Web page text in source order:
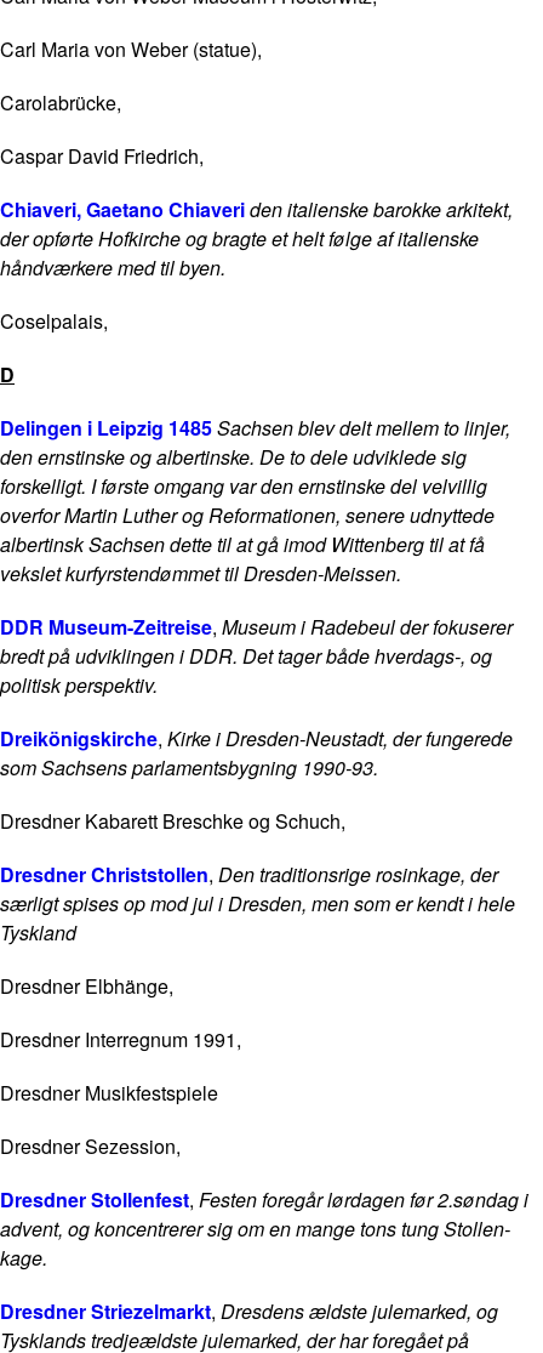
Carl Maria von Weber (statue),
Carolabrücke,
Caspar David Friedrich,
Chiaveri, Gaetano Chiaveriden italienske barokke arkitekt,
der opførte Hofkirche og bragte et helt følge af italienske
håndværkere med til byen.
Coselpalais,
D
Delingen i Leipzig 1485Sachsen blev delt mellem to linjer,
den ernstinske og albertinske. De to dele udviklede sig
forskelligt. I første omgang var den ernstinske del velvillig
overfor Martin Luther og Reformationen, senere udnyttede
albertinsk Sachsen dette til at gå imod Wittenberg til at få
vekslet kurfyrstendømmet til Dresden-Meissen.
DDR Museum-Zeitreise, Museum i Radebeul der fokuserer
bredt på udviklingen i DDR. Det tager både hverdags-, og
politisk perspektiv.
Dreikönigskirche, Kirke i Dresden-Neustadt, der fungerede
som Sachsens parlamentsbygning 1990-93.
Dresdner Kabarett Breschke og Schuch,
Dresdner Christstollen, Den traditionsrige rosinkage, der
særligt spises op mod jul i Dresden, men som er kendt i hele
Tyskland
Dresdner Elbhänge,
Dresdner Interregnum 1991,
Dresdner Musikfestspiele
Dresdner Sezession,
Dresdner Stollenfest, Festen foregår lørdagen før 2.søndag i
advent, og koncentrerer sig om en mange tons tung Stollen-
kage.
Dresdner Striezelmarkt, Dresdens ældste julemarked, og
Tysklands tredjeældste julemarked, der har foregået på